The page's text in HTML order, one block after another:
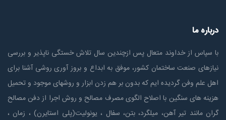
درباره ما
با سپاس از خداوند متعال پس ازچندين سال تلاش خستگی ناپذير و بررسی
نیازهای صنعت ساختمان كشور، موفق به ابداع و بروز آوری روشی آشنا برای
اهل علم وفن گردیده ایم که بدون بر هم زدن ابزار و روشهای موجود و تحمیل
هزینه های سنگین با اصلاح الگوی مصرف مصالح و روش اجرا از دفن مصالح
گران مانند تیر آهن، میلگرد، بتن، سفال ، یونولیت(پلی استايرن) ، زمان ،